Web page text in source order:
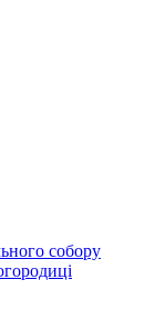
собору